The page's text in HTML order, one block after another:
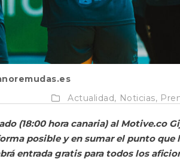
Actualidad, Noticias,
(18:00 hora canaria) al Motive.co
posible y en sumar el punto que
entrada gratis para todos los